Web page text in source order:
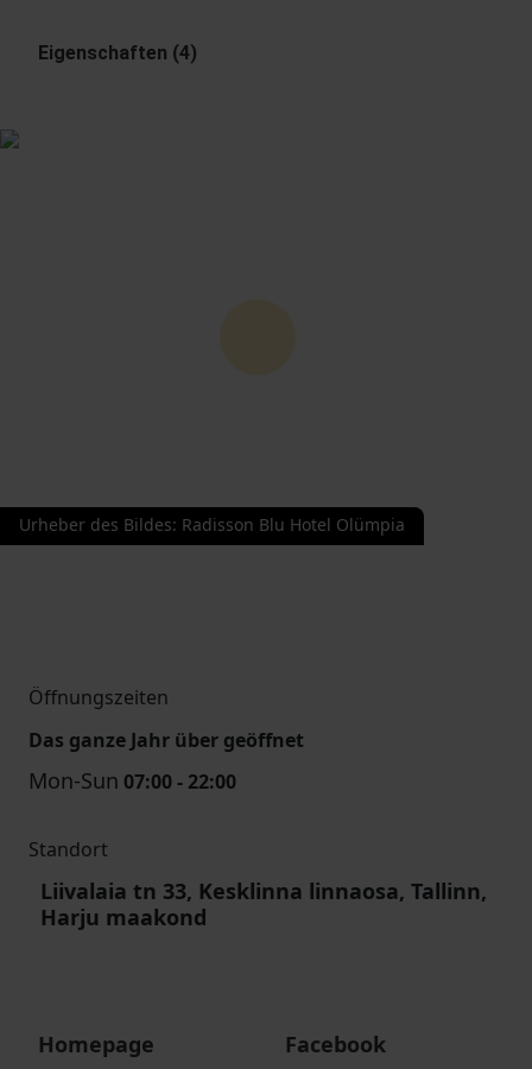
Eigenschaften (4)
Urheber des Bildes: Radisson Blu Hotel Olümpia
Öffnungszeiten
Das ganze Jahr über geöffnet
Mon-Sun 07:00 - 22:00
Standort
Liivalaia tn 33, Kesklinna linnaosa, Tallinn,
Harju maakond
Homepage Facebook